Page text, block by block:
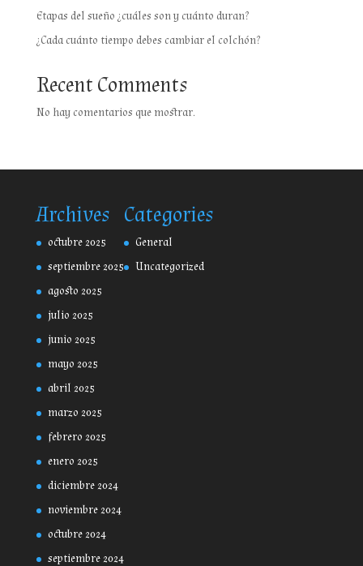
Etapas del sueño ¿cuáles son y cuánto duran?
¿Cada cuánto tiempo debes cambiar el colchón?
Recent Comments
No hay comentarios que mostrar.
Archives
octubre 2025
septiembre 2025
agosto 2025
julio 2025
junio 2025
mayo 2025
abril 2025
marzo 2025
febrero 2025
enero 2025
diciembre 2024
noviembre 2024
octubre 2024
septiembre 2024
Categories
General
Uncategorized